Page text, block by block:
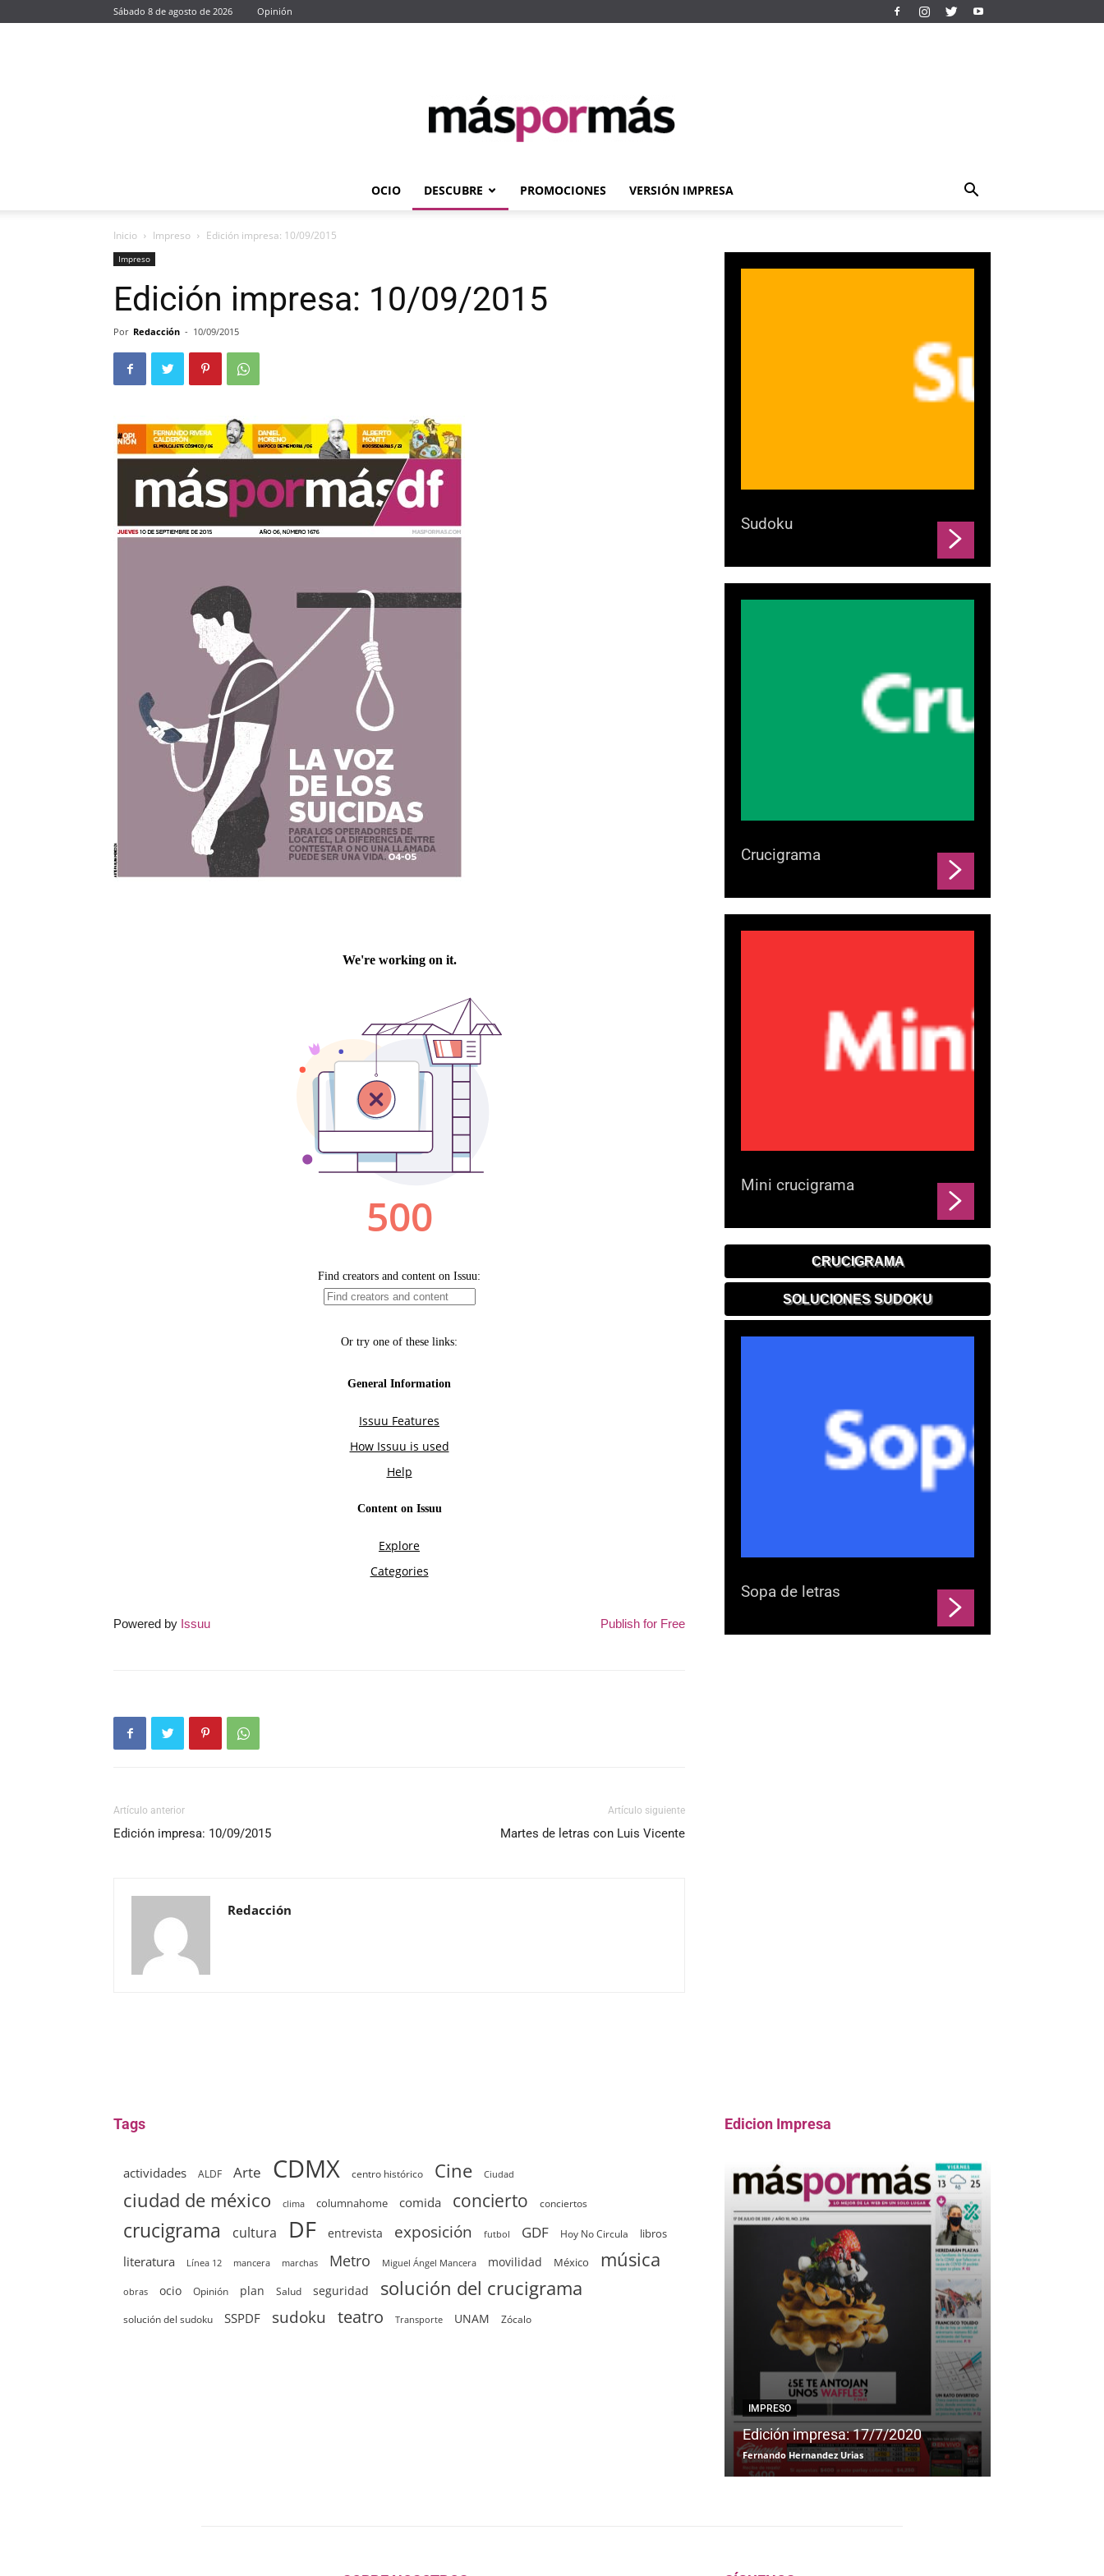
Sábado 8 de agosto de 2026 Opinión
Máspormás
OCIO DESCUBRE PROMOCIONES VERSIÓN IMPRESA
Inicio Impreso Edición impresa: 10/09/2015
Impreso
Edición impresa: 10/09/2015
Por Redacción - 10/09/2015
Powered by Issuu Publish for Free
Artículo anterior
Edición impresa: 10/09/2015
Artículo siguiente
Martes de letras con Luis Vicente
Redacción
Sudoku
Crucigrama
Mini crucigrama
CRUCIGRAMA
SOLUCIONES SUDOKU
Sopa de letras
Tags
actividades ALDF Arte CDMX centro histórico Cine Ciudad
ciudad de méxico clima columnahome comida concierto conciertos
crucigrama cultura DF entrevista exposición futbol GDF Hoy No Circula libros
literatura Línea 12 mancera marchas Metro Miguel Ángel Mancera movilidad México música
obras ocio Opinión plan Salud seguridad solución del crucigrama
solución del sudoku SSPDF sudoku teatro Transporte UNAM Zócalo
Edicion Impresa
IMPRESO
Edición impresa: 17/7/2020
Fernando Hernandez Urias